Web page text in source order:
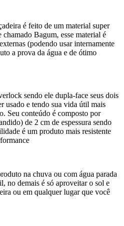
é feito de um material super
Bagum, esse material é
(podendo usar internamente
a prova da água e de ótimo
sendo ele dupla-face seus dois
usado e tendo sua vida útil mais
Seu conteúdo é composto por
de 2 cm de espessura sendo
é um produto mais resistente
na chuva ou com água parada
no demais é só aproveitar o sol e
ou em qualquer lugar que você